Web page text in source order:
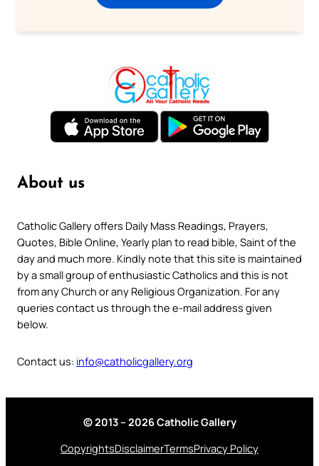
About us
Catholic Gallery offers Daily Mass Readings, Prayers,
Quotes, Bible Online, Yearly plan to read bible, Saint of the
day and much more. Kindly note that this site is maintained
by a small group of enthusiastic Catholics and this is not
from any Church or any Religious Organization. For any
queries contact us through the e-mail address given
below.
Contact us: info@catholicgallery.org
© 2013 – 2026 Catholic Gallery
CopyrightsDisclaimerTermsPrivacy Policy